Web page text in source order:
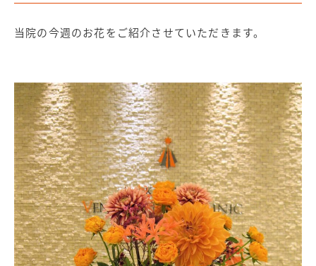
当院の今週のお花をご紹介させていただきます。